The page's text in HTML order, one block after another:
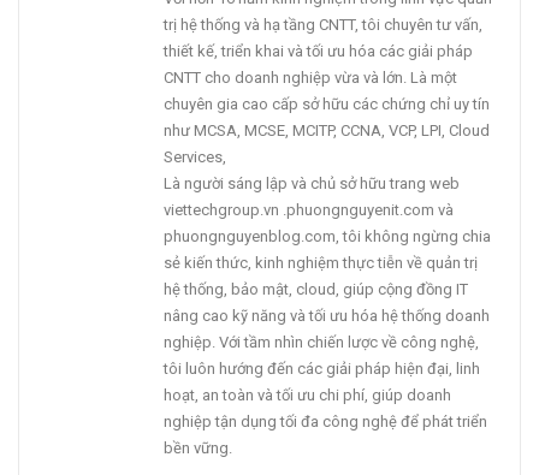
trị hệ thống và hạ tầng CNTT, tôi chuyên tư vấn,
thiết kế, triển khai và tối ưu hóa các giải pháp
CNTT cho doanh nghiệp vừa và lớn. Là một
chuyên gia cao cấp sở hữu các chứng chỉ uy tín
như MCSA, MCSE, MCITP, CCNA, VCP, LPI, Cloud
Services,
Là người sáng lập và chủ sở hữu trang web
viettechgroup.vn .phuongnguyenit.com và
phuongnguyenblog.com, tôi không ngừng chia
sẻ kiến thức, kinh nghiệm thực tiễn về quản trị
hệ thống, bảo mật, cloud, giúp cộng đồng IT
nâng cao kỹ năng và tối ưu hóa hệ thống doanh
nghiệp. Với tầm nhìn chiến lược về công nghệ,
tôi luôn hướng đến các giải pháp hiện đại, linh
hoạt, an toàn và tối ưu chi phí, giúp doanh
nghiệp tận dụng tối đa công nghệ để phát triển
bền vững.